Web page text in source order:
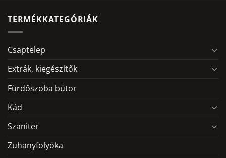
TERMÉKKATEGÓRIÁK
Csaptelep
Extrák, kiegészítők
Fürdőszoba bútor
Kád
Szaniter
Zuhanyfolyóka